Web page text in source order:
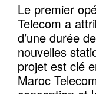
Le premier
Telecom a
d’une durée
nouvelles
projet est clé
Maroc